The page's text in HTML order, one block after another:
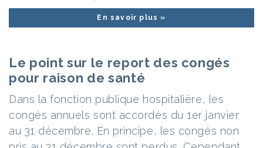
En savoir plus »
Le point sur le report des congés
pour raison de santé
Dans la fonction publique hospitalière, les
congés annuels sont accordés du 1er janvier
au 31 décembre. En principe, les congés non